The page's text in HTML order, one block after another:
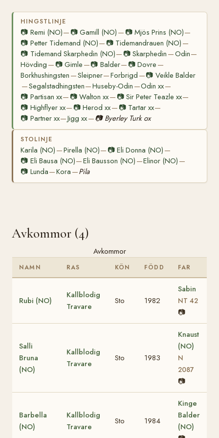
HINGSTLINJE
📷 Remi (NO)— 📷Gamill (NO) — 📷 Mjös Prins (NO)—
📷 Petter Tidemand (NO)— 📷 Tidemandrauen (NO) —
📷 Tidemand Skarphedin (NO)— 📷Skarphedin —Odin—
Hövding — 📷Gimle —📷 Balder— 📷Dovre —
Borkhushingsten —Sleipner—Forbrigd —📷 Veikle Balder
—Segalstadhingsten—Huseby-Odin —Odin xx—
📷 Partisan xx— 📷Walton xx— 📷 Sir Peter Teazle xx—
📷 Highflyer xx— 📷Herod xx— 📷 Tartar xx—
📷 Partner xx—Jigg xx—📷 Byerley Turk ox
STOLINJE
Karila (NO) —Pirella (NO)— 📷Eli Donna (NO) —
📷 Eli Bausa (NO)—Eli Bausson (NO) —Elinor (NO) —
📷 Lunda—Kora —Pila
Avkommor (4)
Avkommor
NAMN RAS KÖN FÖDD FAR
Rubi (NO)
Kallblodig
Travare
Sto 1982
Sabin
NT 42
📷
Salli
Bruna
(NO)
Kallblodig
Travare
Sto 1983
Knaust
(NO)
N
2087
📷
Barbella
(NO)
Kallblodig
Travare
Sto 1984
Kinge
Balder
(NO)